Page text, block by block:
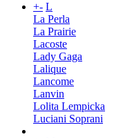
+- L
La Perla
La Prairie
Lacoste
Lady Gaga
Lalique
Lancome
Lanvin
Lolita Lempicka
Luciani Soprani